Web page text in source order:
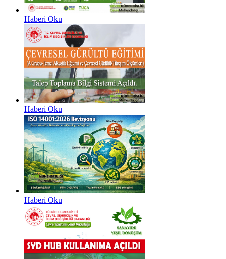
Haberi Oku
Haberi Oku
Haberi Oku